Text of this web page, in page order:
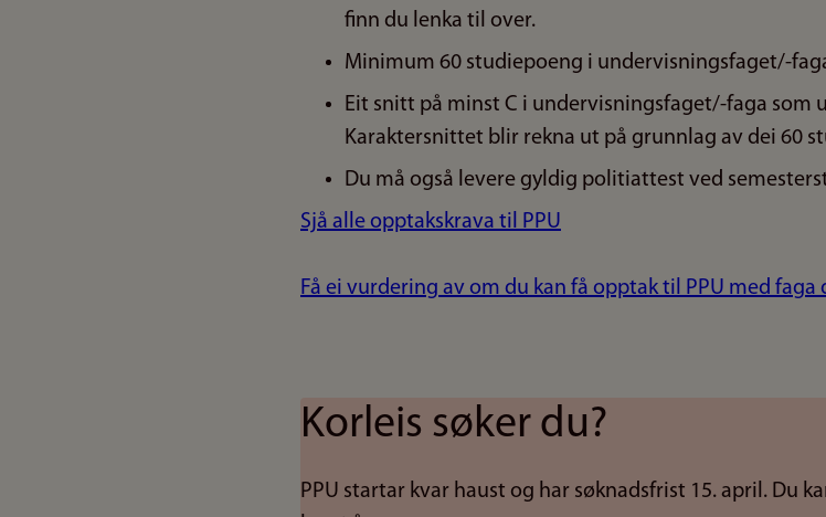
finn du lenka til over.
Minimum 60 studiepoeng i undervisningsfaget/-
Eit snitt på minst C i undervisningsfaget/-faga som
Karaktersnittet blir rekna ut på grunnlag av dei 60
Du må også levere gyldig politiattest ved
Sjå alle opptakskrava til PPU
Få ei vurdering av om du kan få opptak til PPU med faga
Korleis søker du?
PPU startar kvar haust og har søknadsfrist 15. april. Du